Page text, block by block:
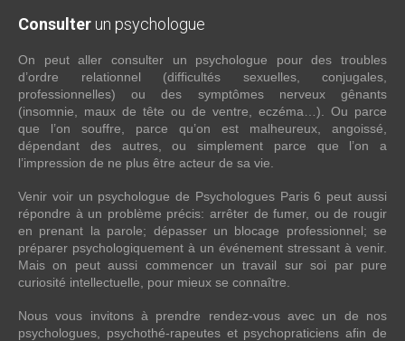
Consulter un psychologue
On peut aller consulter un psychologue pour des troubles
d’ordre relationnel (difficultés sexuelles, conjugales,
professionnelles) ou des symptômes nerveux gênants
(insomnie, maux de tête ou de ventre, eczéma…). Ou parce
que l’on souffre, parce qu’on est malheureux, angoissé,
dépendant des autres, ou simplement parce que l’on a
l’impression de ne plus être acteur de sa vie.
Venir voir un psychologue de Psychologues Paris 6 peut aussi
répondre à un problème précis: arrêter de fumer, ou de rougir
en prenant la parole; dépasser un blocage professionnel; se
préparer psychologiquement à un événement stressant à venir.
Mais on peut aussi commencer un travail sur soi par pure
curiosité intellectuelle, pour mieux se connaître.
Nous vous invitons à prendre rendez-vous avec un de nos
psychologues, psychothé-rapeutes et psychopraticiens afin de